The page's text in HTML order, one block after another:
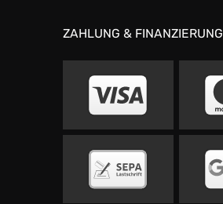
ZAHLUNG & FINANZIERUNG